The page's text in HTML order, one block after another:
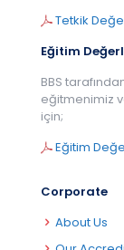
Tetkik
Eğitim
BBS
eğitmenimiz
için;
Eğitim
Corporate
About Us